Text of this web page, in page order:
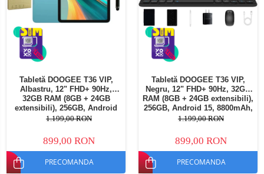
Tabletă DOOGEE T36 VIP,
Albastru, 12" FHD+ 90Hz,
32GB RAM (8GB + 24GB
extensibili), 256GB, Android
15, 8800mAh, Dual SIM
1.199,00 RON
899,00 RON
PRECOMANDA
Tabletă DOOGEE T36 VIP,
Negru, 12" FHD+ 90Hz, 32GB
RAM (8GB + 24GB extensibili),
256GB, Android 15, 8800mAh,
Dual SIM
1.199,00 RON
899,00 RON
PRECOMANDA